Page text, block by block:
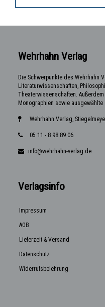
Wehrhahn Verlag
Die Schwerpunkte des Wehrhahn
Literaturwissenschaften,
Theaterwissenschaften.
Monographien sowie ausgewählte
Wehrhahn Verlag,
05 11 - 8 98 89 06
info@wehrhahn-verlag.de
Verlagsinfo
Impressum
AGB
Lieferzeit & Versand
Datenschutz
Widerrufsbelehrung